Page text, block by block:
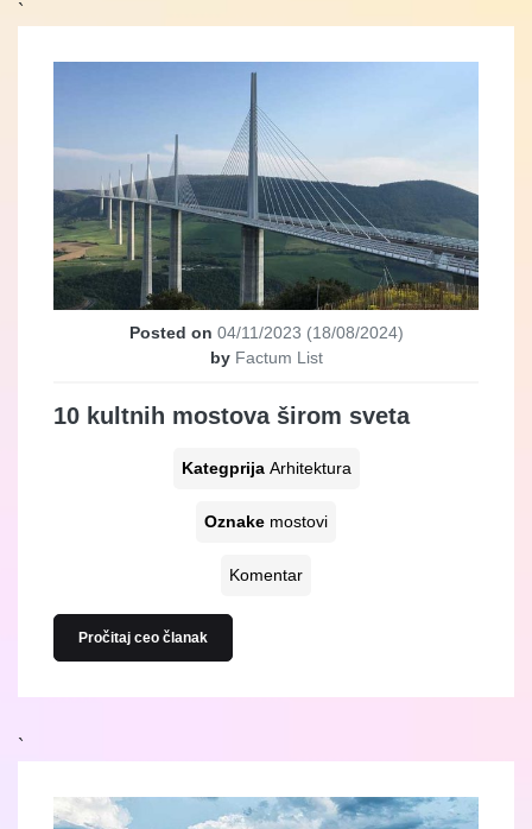
`
Posted on 04/11/2023 (18/08/2024)
by Factum List
10 kultnih mostova širom sveta
Kategprija Arhitektura
Oznake mostovi
Komentar
Pročitaj ceo članak
`